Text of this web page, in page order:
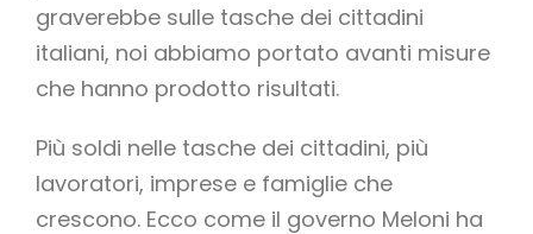
graverebbe sulle tasche dei cittadini
italiani, noi abbiamo portato avanti misure
che hanno prodotto risultati.
Più soldi nelle tasche dei cittadini, più
lavoratori, imprese e famiglie che
crescono. Ecco come il governo Meloni ha